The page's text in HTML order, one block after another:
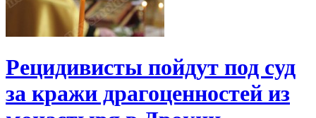
Рецидивисты пойдут под суд
за кражи драгоценностей из